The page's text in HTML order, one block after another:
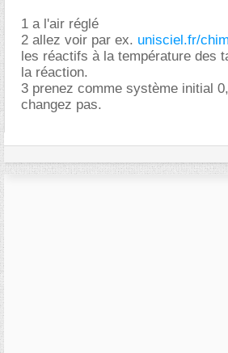
1 a l'air réglé
2 allez voir par ex. unisciel.fr/
les réactifs à la température des
la réaction.
3 prenez comme système initial
changez pas.